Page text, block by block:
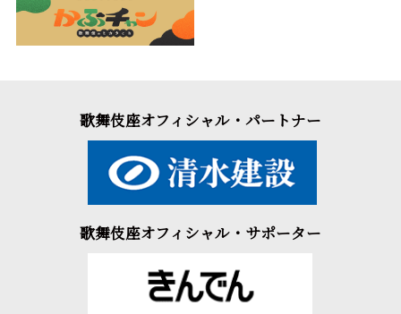
歌舞伎座オフィシャル・パートナー
歌舞伎座オフィシャル・サポーター